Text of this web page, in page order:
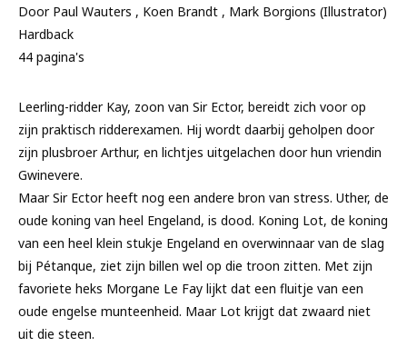
Door Paul Wauters , Koen Brandt , Mark Borgions (Illustrator)
Hardback
44 pagina's
Leerling-ridder Kay, zoon van Sir Ector, bereidt zich voor op
zijn praktisch ridderexamen. Hij wordt daarbij geholpen door
zijn plusbroer Arthur, en lichtjes uitgelachen door hun vriendin
Gwinevere.
Maar Sir Ector heeft nog een andere bron van stress. Uther, de
oude koning van heel Engeland, is dood. Koning Lot, de koning
van een heel klein stukje Engeland en overwinnaar van de slag
bij Pétanque, ziet zijn billen wel op die troon zitten. Met zijn
favoriete heks Morgane Le Fay lijkt dat een fluitje van een
oude engelse munteenheid. Maar Lot krijgt dat zwaard niet
uit die steen.